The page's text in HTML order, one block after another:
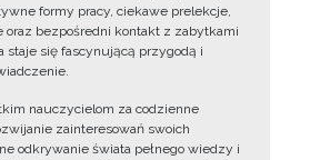
formy pracy, ciekawe prelekcje,
oraz bezpośredni kontakt z zabytkami
staje się fascynującą przygodą i
nauczycielom za codzienne
zainteresowań swoich
odkrywanie świata pełnego wiedzy i